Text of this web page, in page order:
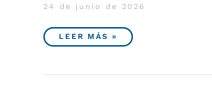
24 de junio de 2026
LEER MÁS »